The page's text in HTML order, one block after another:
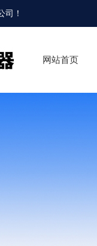
司 ！
网站首页